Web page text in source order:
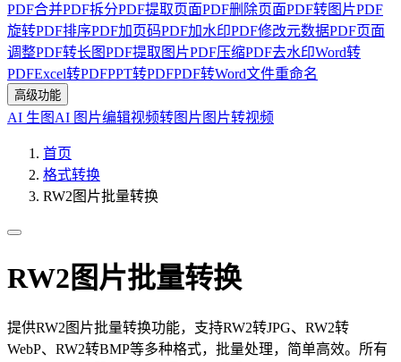
PDF合并PDF拆分PDF提取页面PDF删除页面PDF转图片PDF
旋转PDF排序PDF加页码PDF加水印PDF修改元数据PDF页面
调整PDF转长图PDF提取图片PDF压缩PDF去水印Word转
PDFExcel转PDFPPT转PDFPDF转Word文件重命名
高级功能
AI 生图 AI 图片编辑视频转图片 图片转视频
首页
格式转换
RW2图片批量转换
RW2图片批量转换
提供RW2图片批量转换功能，支持RW2转JPG、RW2转
WebP、RW2转BMP等多种格式，批量处理，简单高效。所有